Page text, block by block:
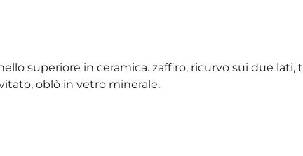
superiore in ceramica. zaffiro, ricurvo sui due
oblò in vetro minerale.